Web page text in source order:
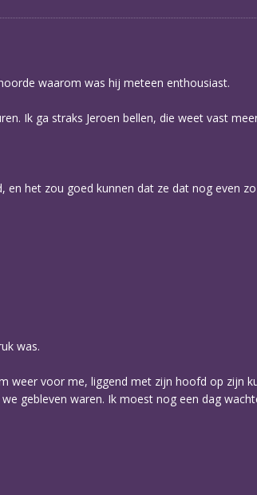
waarom was hij meteen enthousiast.
Ik ga straks Jeroen bellen, die weet vast
het zou goed kunnen dat ze dat nog even zo
was.
weer voor me, liggend met zijn hoofd op zijn
gebleven waren. Ik moest nog een dag